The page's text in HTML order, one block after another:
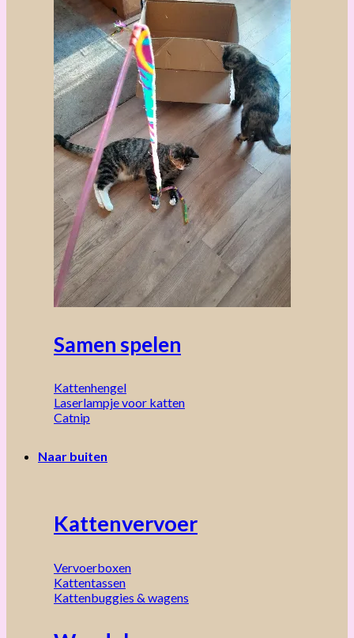
Samen spelen
Kattenhengel
Laserlampje voor katten
Catnip
Naar buiten
Kattenvervoer
Vervoerboxen
Kattentassen
Kattenbuggies & wagens